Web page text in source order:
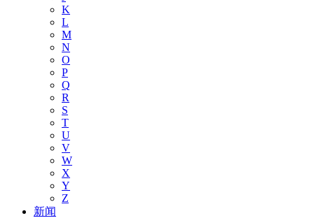
K
L
M
N
O
P
Q
R
S
T
U
V
W
X
Y
Z
新闻